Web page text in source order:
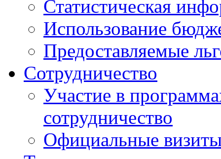
Статистическая
Использование
Предоставляемые
Сотрудничество
Участие в
сотрудничество
Официальные